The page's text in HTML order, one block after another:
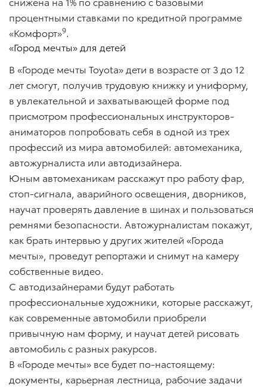
процентными ставками по кредитной программе
«Комфорт»9.
«Город мечты» для детей
В «Городе мечты Toyota» дети в возрасте от 3 до 12
лет смогут, получив трудовую книжку и униформу,
в увлекательной и захватывающей форме под
присмотром профессиональных инструкторов-
аниматоров попробовать себя в одной из трех
профессий из мира автомобилей: автомеханика,
автожурналиста или автодизайнера.
Юным автомеханикам расскажут про работу фар,
стоп-сигнала, аварийного освещения, дворников,
научат проверять давление в шинах и пользоваться
ремнями безопасности. Автожурналистам покажут,
как брать интервью у других жителей «Города
мечты», проведут репортажи и снимут на камеру
собственные видео.
С автодизайнерами будут работать
профессиональные художники, которые расскажут,
как современные автомобили приобрели
привычную нам форму, и научат детей рисовать
автомобиль с разных ракурсов.
В «Городе мечты» все будет по-настоящему:
документы, карьерная лестница, рабочие задачи